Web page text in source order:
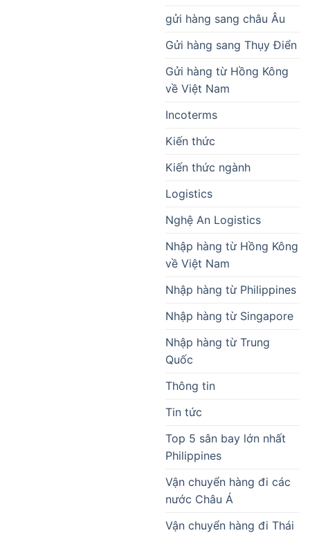
gửi hàng sang châu Âu
Gửi hàng sang Thụy Điển
Gửi hàng từ Hồng Kông
về Việt Nam
Incoterms
Kiến thức
Kiến thức ngành
Logistics
Nghệ An Logistics
Nhập hàng từ Hồng Kông
về Việt Nam
Nhập hàng từ Philippines
Nhập hàng từ Singapore
Nhập hàng từ Trung
Quốc
Thông tin
Tin tức
Top 5 sân bay lớn nhất
Philippines
Vận chuyển hàng đi các
nước Châu Á
Vận chuyển hàng đi Thái